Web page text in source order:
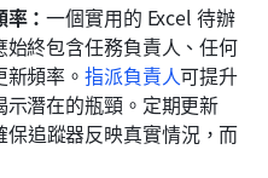
率：一個實用的 Excel 待辦
終包含任務負責人、任何
新頻率。指派負責人可提升
潛在的瓶頸。定期更新
追蹤器反映真實情況，而